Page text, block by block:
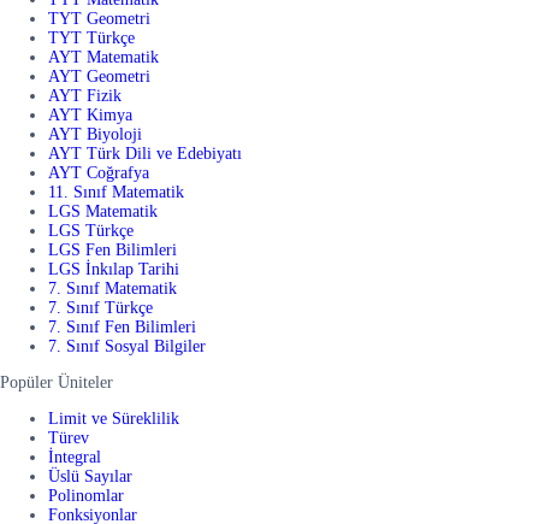
TYT Geometri
TYT Türkçe
AYT Matematik
AYT Geometri
AYT Fizik
AYT Kimya
AYT Biyoloji
AYT Türk Dili ve Edebiyatı
AYT Coğrafya
11. Sınıf Matematik
LGS Matematik
LGS Türkçe
LGS Fen Bilimleri
LGS İnkılap Tarihi
7. Sınıf Matematik
7. Sınıf Türkçe
7. Sınıf Fen Bilimleri
7. Sınıf Sosyal Bilgiler
Popüler Üniteler
Limit ve Süreklilik
Türev
İntegral
Üslü Sayılar
Polinomlar
Fonksiyonlar